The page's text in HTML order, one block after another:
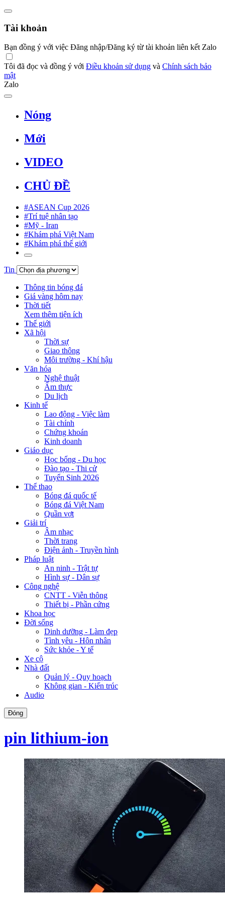
Tài khoản
Bạn đồng ý với việc Đăng nhập/Đăng ký từ tài khoản liên kết Zalo
Tôi đã đọc và đồng ý với Điều khoản sử dụng và Chính sách bảo
mật
Zalo
Nóng
Mới
VIDEO
CHỦ ĐỀ
#ASEAN Cup 2026
#Trí tuệ nhân tạo
#Mỹ - Iran
#Khám phá Việt Nam
#Khám phá thế giới
Tin
Thông tin bóng đá
Giá vàng hôm nay
Thời tiết
Xem thêm tiện ích
Thế giới
Xã hội
Thời sự
Giao thông
Môi trường - Khí hậu
Văn hóa
Nghệ thuật
Ẩm thực
Du lịch
Kinh tế
Lao động - Việc làm
Tài chính
Chứng khoán
Kinh doanh
Giáo dục
Học bổng - Du học
Đào tạo - Thi cử
Tuyển Sinh 2026
Thể thao
Bóng đá quốc tế
Bóng đá Việt Nam
Quần vợt
Giải trí
Âm nhạc
Thời trang
Điện ảnh - Truyền hình
Pháp luật
An ninh - Trật tự
Hình sự - Dân sự
Công nghệ
CNTT - Viễn thông
Thiết bị - Phần cứng
Khoa học
Đời sống
Dinh dưỡng - Làm đẹp
Tình yêu - Hôn nhân
Sức khỏe - Y tế
Xe cộ
Nhà đất
Quản lý - Quy hoạch
Không gian - Kiến trúc
Audio
Đóng
pin lithium-ion